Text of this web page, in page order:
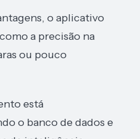
o aplicativo
a precisão na
ou pouco
está
o banco de dados e